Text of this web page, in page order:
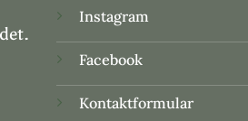
Instagram
Facebook
Kontaktformular